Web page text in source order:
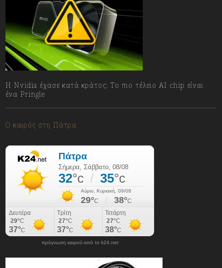
Η Nvidia έχασε κατά κράτος: Το πιο τέλειο AI chip είναι
ένα Pringle
Ο καιρός στη Πάτρα
πρόγνωση καιρού από το k24.net